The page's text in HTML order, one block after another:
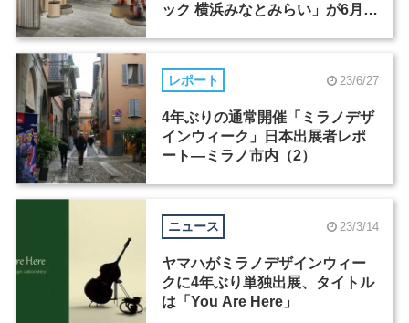
ック 横浜みなとみらい」が6月6
レポート 23/6/27
4年ぶりの通常開催「ミラノデザ
インウィーク」日本出展者レポ
ート―ミラノ市内（2）
ニュース 23/3/14
ヤマハがミラノデザインウィー
クに4年ぶり単独出展、タイトル
は「You Are Here」